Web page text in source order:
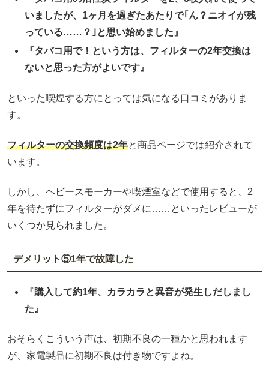
いましたが、1ヶ月を過ぎたあたりで｢ん？ニオイが残
っている……？｣と思い始めました』
『タバコ用で！という方は、フィルターの2年交換は
ないと思った方がよいです』
といった喫煙する方にとっては気になる口コミがありま
す。
フィルターの交換頻度は2年と商品ページでは紹介されて
います。
しかし、ヘビースモーカーや喫煙室などで使用すると、2
年を待たずにフィルターがダメに……といったレビューが
いくつか見られました。
デメリット⑤1年で故障した
『購入して約1年、カラカラと異音が発生しだしまし
た』
おそらくこういう声は、初期不良の一種かと思われます
が、家電製品に初期不良は付き物ですよね。